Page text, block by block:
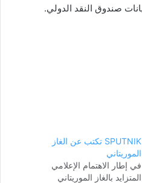
SPUTNIK تكتب عن الغاز
الموريتاني
في إطار الاهتمام الإعلامي
المتزايد بالغاز الموريتاني